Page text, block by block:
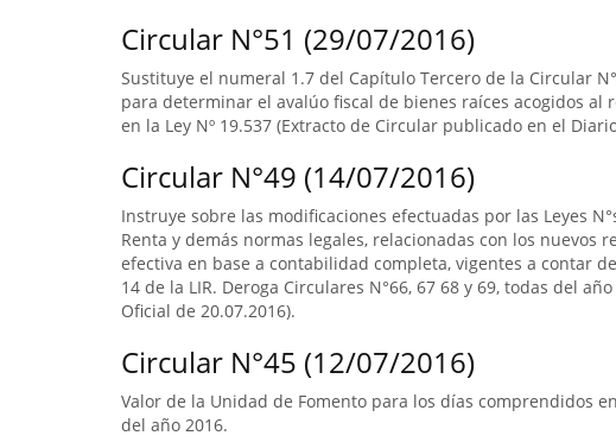
Circular N°51 (29/07/2016)
Sustituye el numeral 1.7 del Capítulo Tercero de la Circular
para determinar el avalúo fiscal de bienes raíces acogidos
en la Ley Nº 19.537 (Extracto de Circular publicado en el
Circular N°49 (14/07/2016)
Instruye sobre las modificaciones efectuadas por las Leyes
Renta y demás normas legales, relacionadas con los
efectiva en base a contabilidad completa, vigentes a contar
14 de la LIR. Deroga Circulares N°66, 67 68 y 69, todas del
Oficial de 20.07.2016).
Circular N°45 (12/07/2016)
Valor de la Unidad de Fomento para los días comprendidos
del año 2016.